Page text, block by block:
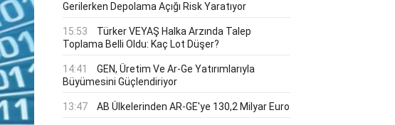
Gerilerken Depolama Açığı Risk Yaratıyor
15:53
Türker VEYAŞ Halka Arzında Talep
Toplama Belli Oldu: Kaç Lot Düşer?
14:41
GEN, Üretim Ve Ar-Ge Yatırımlarıyla
Büyümesini Güçlendiriyor
13:47 AB Ülkelerinden AR-GE'ye 130,2 Milyar Euro